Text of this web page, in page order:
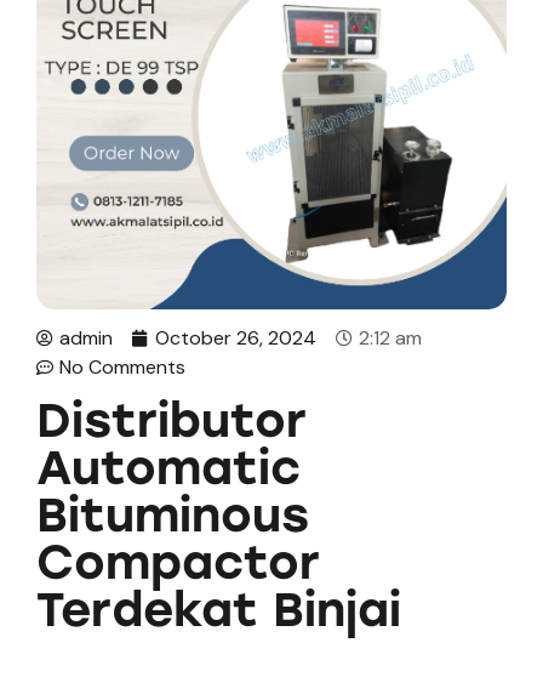
admin October 26, 2024
2:12 am
No Comments
Distributor
Automatic
Bituminous
Compactor
Terdekat Binjai